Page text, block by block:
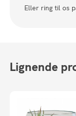
Eller ring til os
Lignende